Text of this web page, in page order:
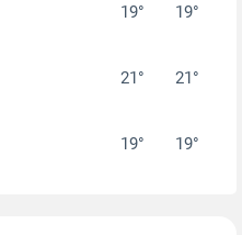
19° 19°
21° 21°
19° 19°